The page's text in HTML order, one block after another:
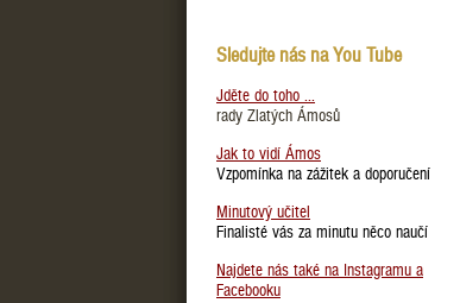
Sledujte nás na You Tube
Jděte do toho ...
rady Zlatých Ámosů
Jak to vidí Ámos
Vzpomínka na zážitek a doporučení
Minutový učitel
Finalisté vás za minutu něco naučí
Najdete nás také na Instagramu a
Facebooku